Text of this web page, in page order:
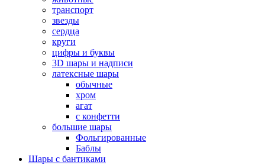
транспорт
звезды
сердца
круги
цифры и буквы
3D шары и надписи
латексные шары
обычные
хром
агат
с конфетти
большие шары
Фольгированные
Баблы
Шары с бантиками